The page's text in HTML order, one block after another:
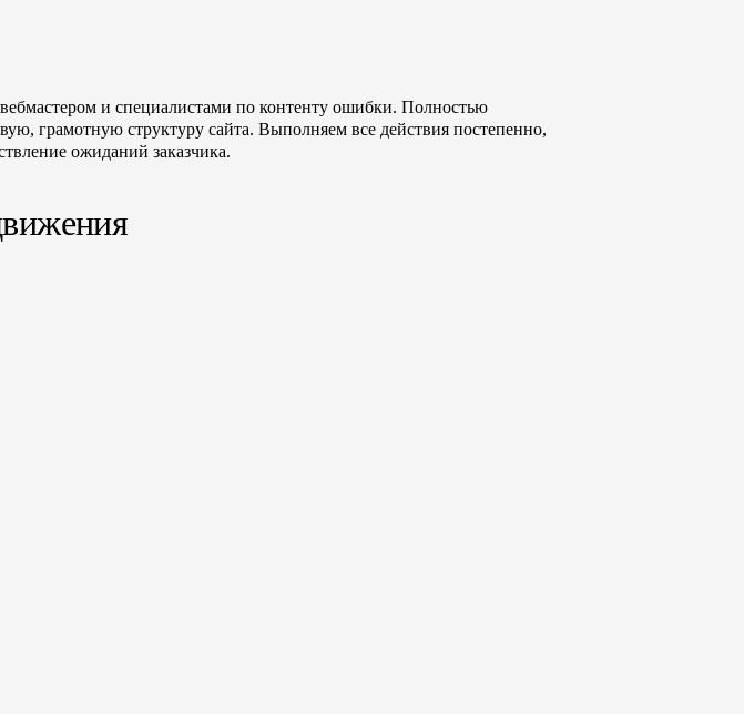
и специалистами по контенту ошибки. Полностью
грамотную структуру сайта. Выполняем все действия постепенно,
ожиданий заказчика.